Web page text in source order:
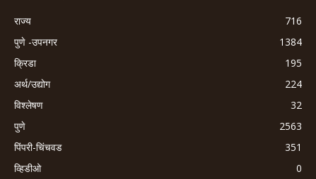
राज्य
716
पुणे -उपनगर
1384
क्रिडा
195
अर्थ/उद्योग
224
विश्लेषण
32
पुणे
2563
पिंपरी-चिंचवड
351
व्हिडीओ
0